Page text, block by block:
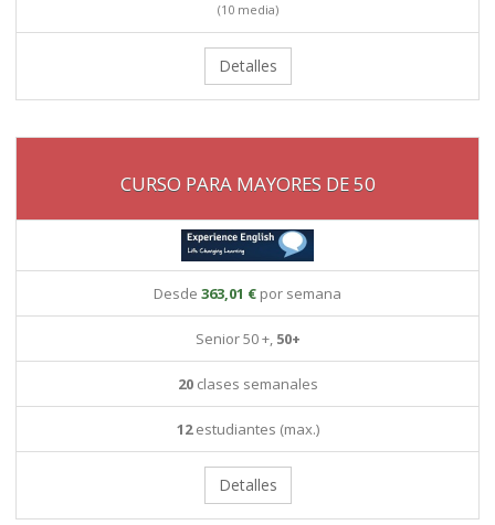
(10 media)
Detalles
CURSO PARA MAYORES DE 50
Desde 363,01 € por semana
Senior 50 +, 50+
20clases semanales
12estudiantes (max.)
Detalles